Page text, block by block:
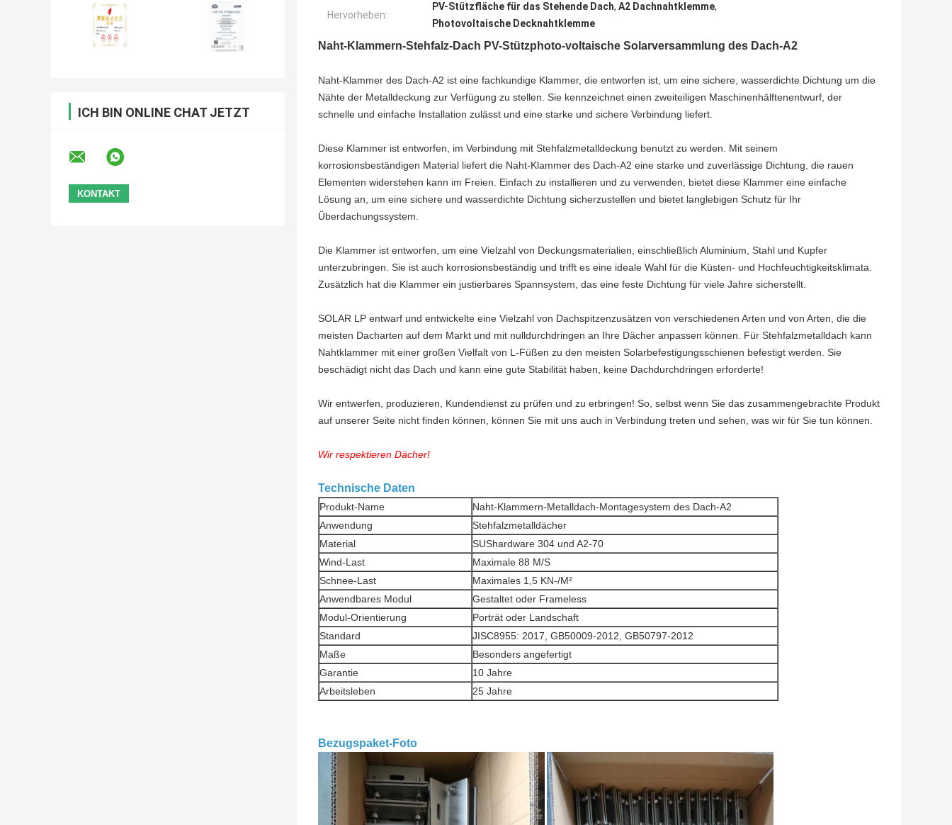
ICH BIN ONLINE CHAT JETZT
Hervorheben:
PV-Stützfläche für das Stehende Dach, A2 Dachnahtklemme,
Photovoltaische Decknahtklemme
Naht-Klammern-Stehfalz-Dach PV-Stützphoto-voltaische Solarversammlung des Dach-A2
Naht-Klammer des Dach-A2 ist eine fachkundige Klammer, die entworfen ist, um eine sichere, wasserdichte Dichtung um die
Nähte der Metalldeckung zur Verfügung zu stellen. Sie kennzeichnet einen zweiteiligen Maschinenhälftenentwurf, der
schnelle und einfache Installation zulässt und eine starke und sichere Verbindung liefert.
Diese Klammer ist entworfen, im Verbindung mit Stehfalzmetalldeckung benutzt zu werden. Mit seinem
korrosionsbeständigen Material liefert die Naht-Klammer des Dach-A2 eine starke und zuverlässige Dichtung, die rauen
Elementen widerstehen kann im Freien. Einfach zu installieren und zu verwenden, bietet diese Klammer eine einfache
Lösung an, um eine sichere und wasserdichte Dichtung sicherzustellen und bietet langlebigen Schutz für Ihr
Überdachungssystem.
Die Klammer ist entworfen, um eine Vielzahl von Deckungsmaterialien, einschließlich Aluminium, Stahl und Kupfer
unterzubringen. Sie ist auch korrosionsbeständig und trifft es eine ideale Wahl für die Küsten- und Hochfeuchtigkeitsklimata.
Zusätzlich hat die Klammer ein justierbares Spannsystem, das eine feste Dichtung für viele Jahre sicherstellt.
SOLAR LP entwarf und entwickelte eine Vielzahl von Dachspitzenzusätzen von verschiedenen Arten und von Arten, die die
meisten Dacharten auf dem Markt und mit nulldurchdringen an Ihre Dächer anpassen können. Für Stehfalzmetalldach kann
Nahtklammer mit einer großen Vielfalt von L-Füßen zu den meisten Solarbefestigungsschienen befestigt werden. Sie
beschädigt nicht das Dach und kann eine gute Stabilität haben, keine Dachdurchdringen erforderte!
Wir entwerfen, produzieren, Kundendienst zu prüfen und zu erbringen! So, selbst wenn Sie das zusammengebrachte Produkt
auf unserer Seite nicht finden können, können Sie mit uns auch in Verbindung treten und sehen, was wir für Sie tun können.
Wir respektieren Dächer!
Technische Daten
Produkt-Name
Naht-Klammern-Metalldach-Montagesystem des Dach-A2
Anwendung
Stehfalzmetalldächer
Material
SUShardware 304 und A2-70
Wind-Last
Maximale 88 M/S
Schnee-Last
Maximales 1,5 KN-/M²
Anwendbares Modul
Gestaltet oder Frameless
Modul-Orientierung
Porträt oder Landschaft
Standard
JISC8955: 2017, GB50009-2012, GB50797-2012
Maße
Besonders angefertigt
Garantie
10 Jahre
Arbeitsleben
25 Jahre
Bezugspaket-Foto